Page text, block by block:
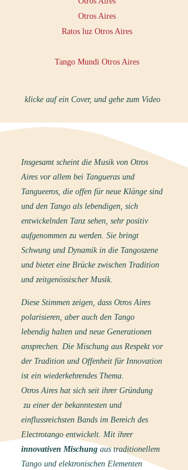
klicke auf ein Cover, und gehe zum Video
Insgesamt scheint die Musik von Otros
Aires vor allem bei Tangueras und
Tangueeros, die offen für neue Klänge sind
und den Tango als lebendigen, sich
entwickelnden Tanz sehen, sehr positiv
aufgenommen zu werden. Sie bringt
Schwung und Dynamik in die Tangoszene
und bietet eine Brücke zwischen Tradition
und zeitgenössischer Musik.
Diese Stimmen zeigen, dass Otros Aires
polarisieren, aber auch den Tango
lebendig halten und neue Generationen
ansprechen. Die Mischung aus Respekt vor
der Tradition und Offenheit für Innovation
ist ein wiederkehrendes Thema.
Otros Aires hat sich seit ihrer Gründung
zu einer der bekanntesten und
einflussreichsten Bands im Bereich des
Electrotango entwickelt. Mit ihrer
innovativen Mischung aus traditionellem
Tango und elektronischen Elementen